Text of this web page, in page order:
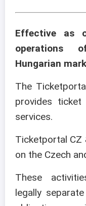
Effective as
operations
Hungarian
The
provides
services.
Ticketportal CZ
on the Czech
These
legally